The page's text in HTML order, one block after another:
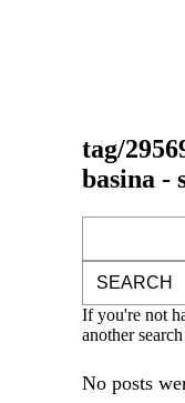
tag/
basina -
If you're not
another search
No posts